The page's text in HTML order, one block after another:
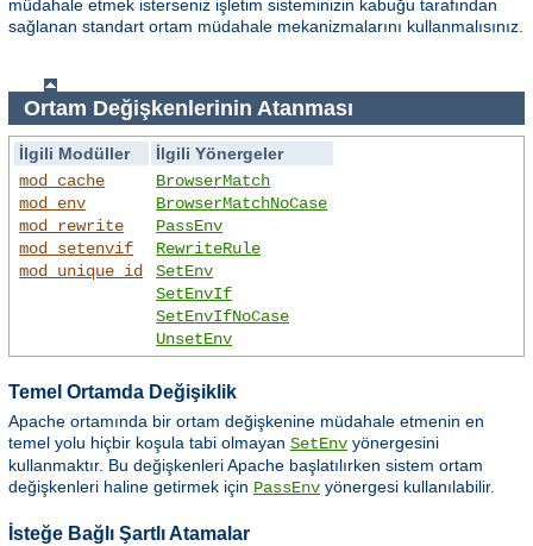
müdahale etmek isterseniz işletim sisteminizin kabuğu tarafından
sağlanan standart ortam müdahale mekanizmalarını kullanmalısınız.
Ortam Değişkenlerinin Atanması
İlgili Modüller
İlgili Yönergeler
mod_cache
mod_env
mod_rewrite
mod_setenvif
mod_unique_id
BrowserMatch
BrowserMatchNoCase
PassEnv
RewriteRule
SetEnv
SetEnvIf
SetEnvIfNoCase
UnsetEnv
Temel Ortamda Değişiklik
Apache ortamında bir ortam değişkenine müdahale etmenin en
temel yolu hiçbir koşula tabi olmayan SetEnv yönergesini
kullanmaktır. Bu değişkenleri Apache başlatılırken sistem ortam
değişkenleri haline getirmek için PassEnv yönergesi kullanılabilir.
İsteğe Bağlı Şartlı Atamalar